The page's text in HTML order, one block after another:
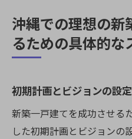
沖縄での理想の新
るための具体的な
初期計画とビジョンの設定
新築一戸建てを成功させる
した初期計画とビジョンの